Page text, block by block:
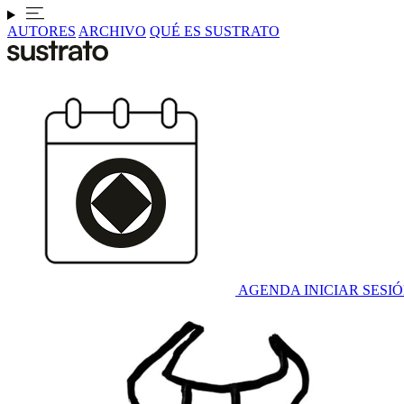
AUTORES ARCHIVO QUÉ ES SUSTRATO
AGENDA INICIAR